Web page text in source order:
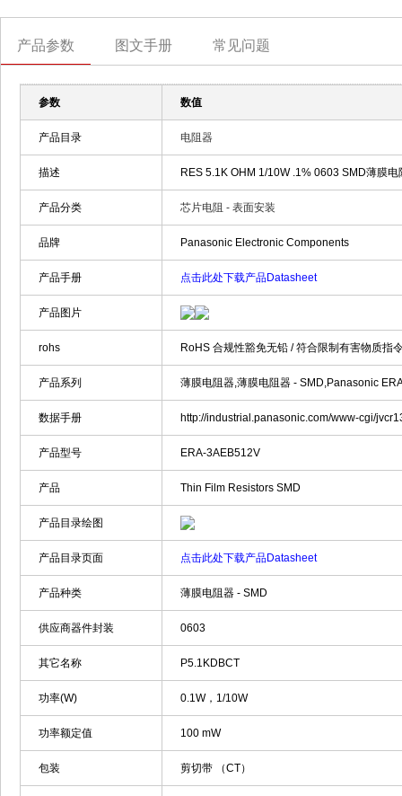
产品参数 图文手册 常见问题
参数 数值
产品目录 电阻器
描述 RES 5.1K OHM 1/10W .1% 0603 SMD薄膜
产品分类 芯片电阻 - 表面安装
品牌 Panasonic Electronic Components
产品手册 点击此处下载产品Datasheet
产品图片
rohs RoHS 合规性豁免无铅 / 符合限制有害物质指
产品系列 薄膜电阻器,薄膜电阻器 - SMD,Panasonic
数据手册 http://industrial.panasonic.com/www-cgi/
产品型号 ERA-3AEB512V
产品 Thin Film Resistors SMD
产品目录绘图
产品目录页面 点击此处下载产品Datasheet
产品种类 薄膜电阻器 - SMD
供应商器件封装 0603
其它名称 P5.1KDBCT
功率(W) 0.1W，1/10W
功率额定值 100 mW
包装 剪切带 （CT）